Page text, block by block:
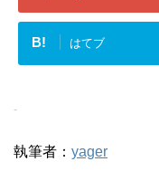
B! はてブ
-
執筆者： yager